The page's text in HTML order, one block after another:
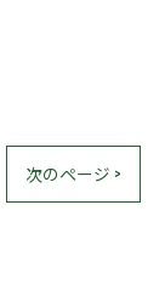
次のページ >